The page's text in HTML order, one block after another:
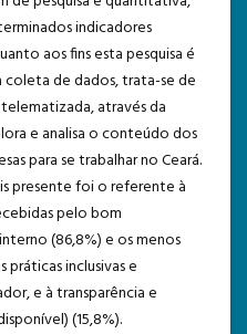
indicadores
aos fins esta pesquisa é
de dados, trata-se de
através da
e analisa o conteúdo dos
para se trabalhar no Ceará.
presente foi o referente à
pelo bom
(86,8%) e os menos
inclusivas e
e à transparência e
(15,8%).